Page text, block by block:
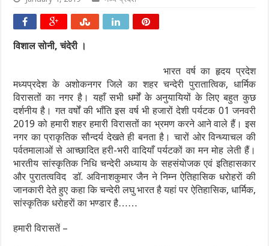
विशाल सोनी, चंदेरी ।
भारत वर्ष का हृदय प्रदेश
मध्यप्रदेश के अशोकनगर जिले का शहर चन्देरी पुरातात्विक, धार्मिक
विरासतों का नगर है। यहाँ सभी धर्मों के अनुयायियों के लिए बहुत कुछ
दर्शनीय है। गत वर्षों की भाँति इस वर्ष भी हजारों देशी पर्यटक 01 जनवरी
2019 को हमारी शहर हमारी विरासतों का भ्रमण करने आने वाले हैं। इस
नगर का प्राकृतिक सौन्दर्य देखते ही बनता है। चारों ओर विन्ध्याचल की
पर्वतमालाओं से आच्छादित हरी-भरी वादियाँ पर्यटकों का मन मोह लेती हैं।
भारतीय सांस्कृतिक निधि चन्देरी अध्याय के सहसंयाेजक एवं इतिहासकार
और पुरातत्वविद डॉ. अविनाशकुमार जैन ने निम्न ऐतिहासिक धराेहराें की
जानकारी देते हुए कहा कि चन्देरी लघु भारत है यहां पर ऐतिहासिक, धार्मिक,
सांस्कृतिक धराेहराें का भण्डार है……
हमारी विरासतें –